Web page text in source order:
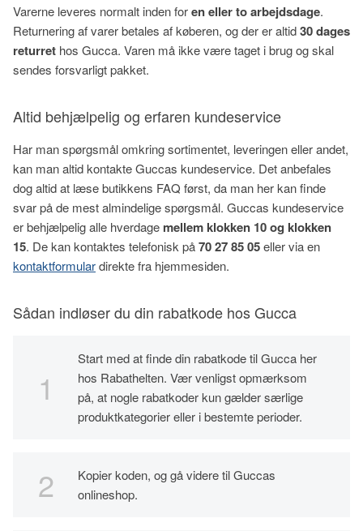
Varerne leveres normalt inden foren eller to arbejdsdage.
Returnering af varer betales af køberen, og der er altid30 dages
returret hos Gucca. Varen må ikke være taget i brug og skal
sendes forsvarligt pakket.
Altid behjælpelig og erfaren kundeservice
Har man spørgsmål omkring sortimentet, leveringen eller andet,
kan man altid kontakte Guccas kundeservice. Det anbefales
dog altid at læse butikkens FAQ først, da man her kan finde
svar på de mest almindelige spørgsmål. Guccas kundeservice
er behjælpelig alle hverdage mellem klokken 10 og klokken
15. De kan kontaktes telefonisk på70 27 85 05eller via en
kontaktformulardirekte fra hjemmesiden.
Sådan indløser du din rabatkode hos Gucca
Start med at finde din rabatkode til Gucca her
hos Rabathelten. Vær venligst opmærksom
på, at nogle rabatkoder kun gælder særlige
produktkategorier eller i bestemte perioder.
Kopier koden, og gå videre til Guccas
onlineshop.